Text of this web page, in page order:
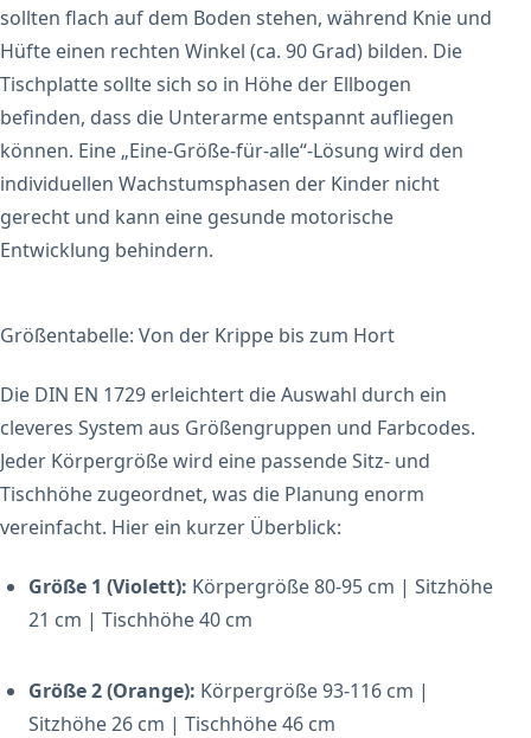
sollten flach auf dem Boden stehen, während Knie und
Hüfte einen rechten Winkel (ca. 90 Grad) bilden. Die
Tischplatte sollte sich so in Höhe der Ellbogen
befinden, dass die Unterarme entspannt aufliegen
können. Eine „Eine-Größe-für-alle“-Lösung wird den
individuellen Wachstumsphasen der Kinder nicht
gerecht und kann eine gesunde motorische
Entwicklung behindern.
Größentabelle: Von der Krippe bis zum Hort
Die DIN EN 1729 erleichtert die Auswahl durch ein
cleveres System aus Größengruppen und Farbcodes.
Jeder Körpergröße wird eine passende Sitz- und
Tischhöhe zugeordnet, was die Planung enorm
vereinfacht. Hier ein kurzer Überblick:
Größe 1 (Violett): Körpergröße 80-95 cm | Sitzhöhe
21 cm | Tischhöhe 40 cm
Größe 2 (Orange): Körpergröße 93-116 cm |
Sitzhöhe 26 cm | Tischhöhe 46 cm